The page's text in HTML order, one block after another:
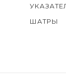
ШАТРЫ